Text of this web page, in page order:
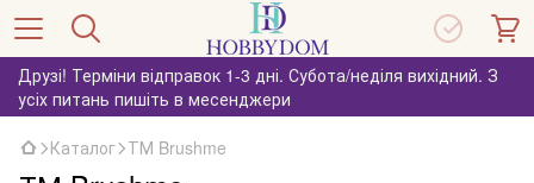
Друзі! Терміни відправок 1-3 дні. Субота/неділя вихідний. З
усіх питань пишіть в месенджери
Каталог ТМ Brushme